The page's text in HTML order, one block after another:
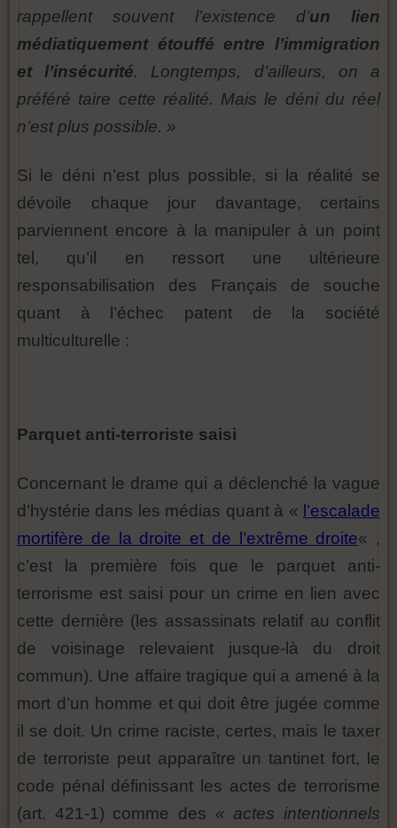
rappellent souvent l’existence d’un lien
médiatiquement étouffé entre l’immigration
et l’insécurité. Longtemps, d’ailleurs, on a
préféré taire cette réalité. Mais le déni du réel
n’est plus possible. »
Si le déni n’est plus possible, si la réalité se
dévoile chaque jour davantage, certains
parviennent encore à la manipuler à un point
tel, qu’il en ressort une ultérieure
responsabilisation des Français de souche
quant à l’échec patent de la société
multiculturelle :
Parquet anti-terroriste saisi
Concernant le drame qui a déclenché la vague
d’hystérie dans les médias quant à « l’escalade
mortifère de la droite et de l’extrême droite« ,
c’est la première fois que le parquet anti-
terrorisme est saisi pour un crime en lien avec
cette dernière (les assassinats relatif au conflit
de voisinage relevaient jusque-là du droit
commun). Une affaire tragique qui a amené à la
mort d’un homme et qui doit être jugée comme
il se doit. Un crime raciste, certes, mais le taxer
de terroriste peut apparaître un tantinet fort, le
code pénal définissant les actes de terrorisme
(art. 421-1) comme des « actes intentionnels